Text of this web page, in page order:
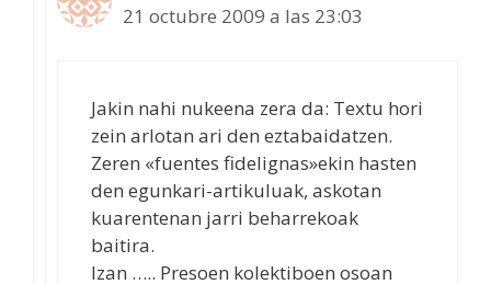
21 octubre 2009 a las 23:03
Jakin nahi nukeena zera da: Textu hori
zein arlotan ari den eztabaidatzen.
Zeren «fuentes fidelignas»ekin hasten
den egunkari-artikuluak, askotan
kuarentenan jarri beharrekoak
baitira.
Izan ….. Presoen kolektiboen osoan